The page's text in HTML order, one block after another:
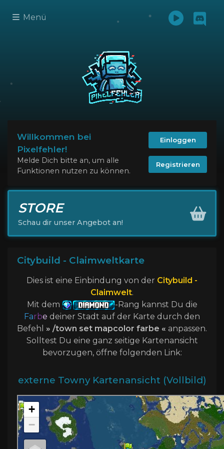
Menü
Willkommen bei
Pixelfehler!
Melde Dich bitte an, um alle
Funktionen nutzen zu können.
Einloggen
Registrieren
STORE
Schau dir unser Angebot an!
Citybuild - Claimweltkarte
Dies ist eine Einbindung von der Citybuild -
Claimwelt.
Mit dem
-Rang kannst Du die
Farbe deiner Stadt auf der Karte durch den
Befehl » /town set mapcolor farbe « anpassen.
Solltest Du eine ganz seitige Kartenansicht
bevorzugen, öffne folgenden Link:
externe Towny Kartenansicht (Vollbild)